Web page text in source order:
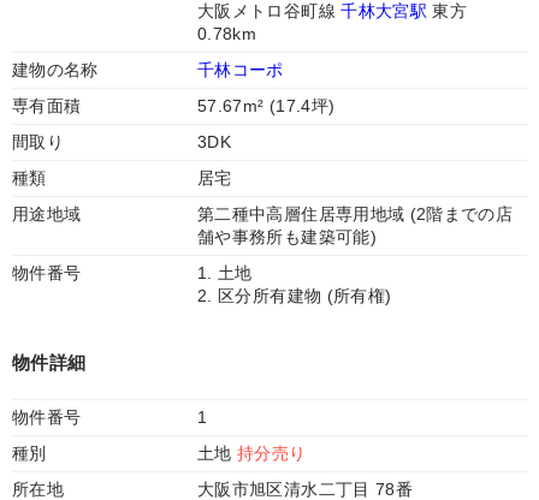
大阪メトロ谷町線千林大宮駅 東方
0.78km
建物の名称
千林コーポ
専有面積
57.67m² (17.4坪)
間取り
3DK
種類
居宅
用途地域
第二種中高層住居専用地域 (2階までの店
舗や事務所も建築可能)
物件番号
1. 土地
2. 区分所有建物 (所有権)
物件詳細
物件番号
1
種別
土地持分売り
所在地
大阪市旭区清水二丁目 78番